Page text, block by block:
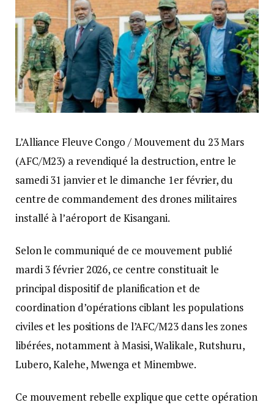
L’Alliance Fleuve Congo / Mouvement du 23 Mars
(AFC/M23) a revendiqué la destruction, entre le
samedi 31 janvier et le dimanche 1er février, du
centre de commandement des drones militaires
installé à l’aéroport de Kisangani.
Selon le communiqué de ce mouvement publié
mardi 3 février 2026, ce centre constituait le
principal dispositif de planification et de
coordination d’opérations ciblant les populations
civiles et les positions de l’AFC/M23 dans les zones
libérées, notamment à Masisi, Walikale, Rutshuru,
Lubero, Kalehe, Mwenga et Minembwe.
Ce mouvement rebelle explique que cette opération